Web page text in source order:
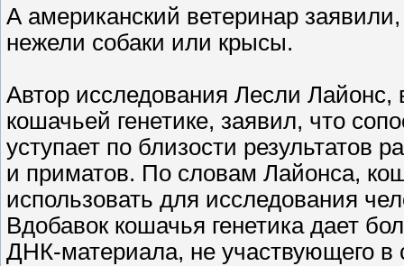
А американский ветеринар
нежели собаки или крысы.
Автор исследования Лесли
кошачьей генетике, заявил, что
уступает по близости результатов
и приматов. По словам Лайонса,
использовать для исследования
Вдобавок кошачья генетика дает
ДНК-материала, не участвующего в